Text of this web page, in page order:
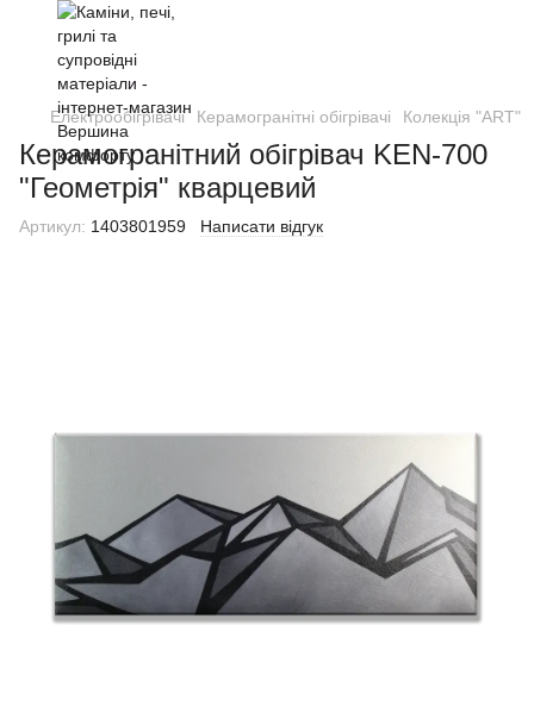
Електрообігрівачі Керамогранітні обігрівачі Колекція "ART"
Керамогранітний обігрівач KEN-700
"Геометрія" кварцевий
Артикул: 1403801959 Написати відгук